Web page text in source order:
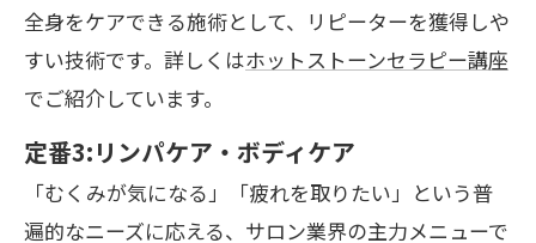
全身をケアできる施術として、リピーターを獲得しや
すい技術です。詳しくはホットストーンセラピー講座
でご紹介しています。
定番3:リンパケア・ボディケア
「むくみが気になる」「疲れを取りたい」という普
遍的なニーズに応える、サロン業界の主力メニューで